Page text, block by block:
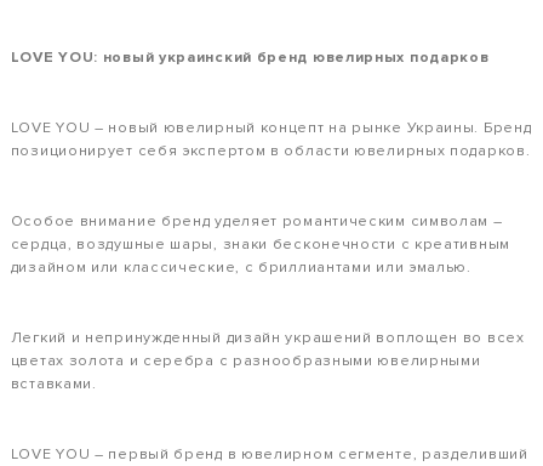
LOVE YOU: новый украинский бренд ювелирных подарков
LOVE YOU – новый ювелирный концепт на рынке Украины. Бренд
позиционирует себя экспертом в области ювелирных подарков.
Особое внимание бренд уделяет романтическим символам –
сердца, воздушные шары, знаки бесконечности с креативным
дизайном или классические, с бриллиантами или эмалью.
Легкий и непринужденный дизайн украшений воплощен во всех
цветах золота и серебра с разнообразными ювелирными
вставками.
LOVE YOU – первый бренд в ювелирном сегменте, разделивший